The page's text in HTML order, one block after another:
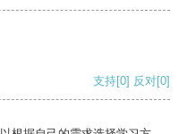
支持[0] 反对[0]